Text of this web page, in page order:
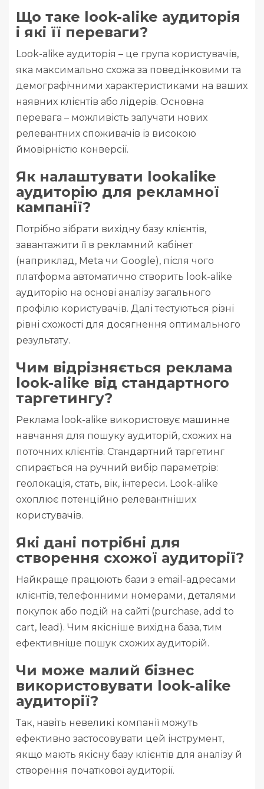
Що таке look-alike аудиторія
і які її переваги?
Look-alike аудиторія – це група користувачів,
яка максимально схожа за поведінковими та
демографічними характеристиками на ваших
наявних клієнтів або лідерів. Основна
перевага – можливість залучати нових
релевантних споживачів із високою
ймовірністю конверсії.
Як налаштувати lookalike
аудиторію для рекламної
кампанії?
Потрібно зібрати вихідну базу клієнтів,
завантажити її в рекламний кабінет
(наприклад, Meta чи Google), після чого
платформа автоматично створить look-alike
аудиторію на основі аналізу загального
профілю користувачів. Далі тестуються різні
рівні схожості для досягнення оптимального
результату.
Чим відрізняється реклама
look-alike від стандартного
таргетингу?
Реклама look-alike використовує машинне
навчання для пошуку аудиторій, схожих на
поточних клієнтів. Стандартний таргетинг
спирається на ручний вибір параметрів:
геолокація, стать, вік, інтереси. Look-alike
охоплює потенційно релевантніших
користувачів.
Які дані потрібні для
створення схожої аудиторії?
Найкраще працюють бази з email-адресами
клієнтів, телефонними номерами, деталями
покупок або подій на сайті (purchase, add to
cart, lead). Чим якісніше вихідна база, тим
ефективніше пошук схожих аудиторій.
Чи може малий бізнес
використовувати look-alike
аудиторії?
Так, навіть невеликі компанії можуть
ефективно застосовувати цей інструмент,
якщо мають якісну базу клієнтів для аналізу й
створення початкової аудиторії.